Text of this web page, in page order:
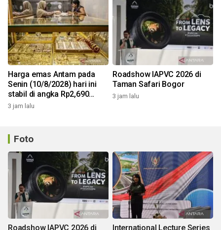
Harga emas Antam pada
Senin (10/8/2028) hari ini
stabil di angka Rp2,690
juta/gr
3 jam lalu
Roadshow IAPVC 2026 di
Taman Safari Bogor
3 jam lalu
Foto
Roadshow IAPVC 2026 di
International Lecture Series